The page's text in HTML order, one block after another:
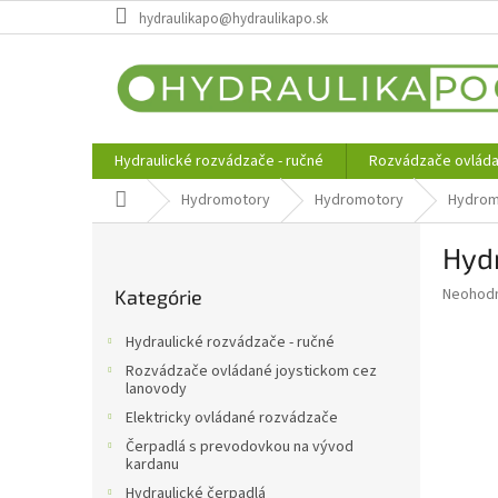
na
hydraulikapo@hydraulikapo.sk
Hydraulické rozvádzače - ručné Rozvádzače
DomovHydromotory Hydromotory
kategórie
Kategórie
Hydraulické rozvádzače - ručné
Rozvádzače ovládané joystickom cez
lanovody
Elektricky ovládané rozvádzače
Čerpadlá s prevodovkou na vývod
kardanu
Hydraulické čerpadlá